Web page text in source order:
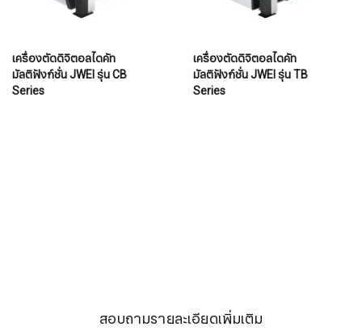
เครื่องตัดดิจิตอลไดคัท
มัลติฟังก์ชั่น JWEI รุ่น CB
Series
เครื่องตัดดิจิตอลไดคัท
มัลติฟังก์ชั่น JWEI รุ่น TB
Series
สอบถามรายละเอียดเพิ่มเติม